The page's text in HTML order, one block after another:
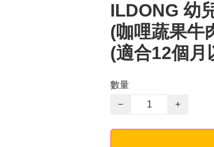
ILDONG 幼
(咖哩蔬果牛
(適合12個月
數量
−
+